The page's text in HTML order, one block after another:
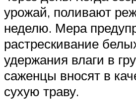
урожай, поливают
неделю. Мера
растрескивание
удержания влаги в
саженцы вносят в
сухую траву.